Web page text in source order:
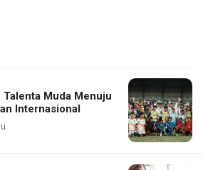
Talenta Muda Menuju
Internasional